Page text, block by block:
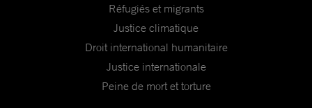
Réfugiés et migrants
Justice climatique
Droit international humanitaire
Justice internationale
Peine de mort et torture